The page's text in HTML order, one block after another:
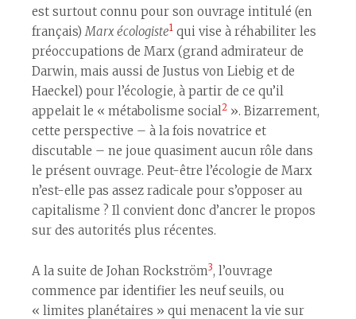
est surtout connu pour son ouvrage intitulé (en
français) Marx écologiste1 qui vise à réhabiliter les
préoccupations de Marx (grand admirateur de
Darwin, mais aussi de Justus von Liebig et de
Haeckel) pour l’écologie, à partir de ce qu’il
appelait le « métabolisme social2 ». Bizarrement,
cette perspective ­– à la fois novatrice et
discutable – ne joue quasiment aucun rôle dans
le présent ouvrage. Peut-être l’écologie de Marx
n’est-elle pas assez radicale pour s’opposer au
capitalisme ? Il convient donc d’ancrer le propos
sur des autorités plus récentes.
A la suite de Johan Rockström3, l’ouvrage
commence par identifier les neuf seuils, ou
« limites planétaires » qui menacent la vie sur